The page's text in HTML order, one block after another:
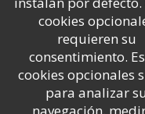
cookies
requieren su
consentimiento.
cookies opcionales
para analizar su
- 19:30 - Invitados 4
Ambiente :5/5 Menú:4/5